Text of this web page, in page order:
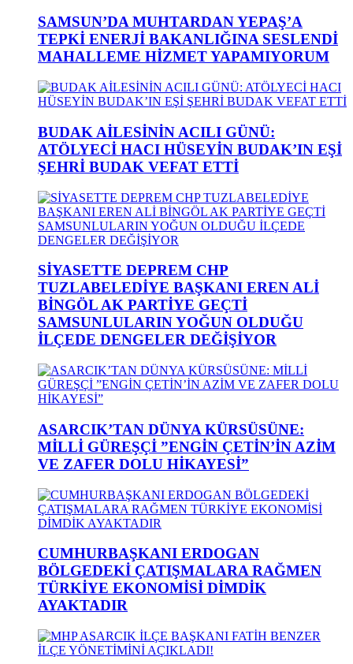
SAMSUN’DA MUHTARDAN YEPAŞ’A
TEPKİ ENERJİ BAKANLIĞINA SESLENDİ
MAHALLEME HİZMET YAPAMIYORUM
BUDAK AİLESİNİN ACILI GÜNÜ:
ATÖLYECİ HACI HÜSEYİN BUDAK’IN EŞİ
ŞEHRİ BUDAK VEFAT ETTİ
SİYASETTE DEPREM CHP
TUZLABELEDİYE BAŞKANI EREN ALİ
BİNGÖL AK PARTİYE GEÇTİ
SAMSUNLULARIN YOĞUN OLDUĞU
İLÇEDE DENGELER DEĞİŞİYOR
ASARCIK’TAN DÜNYA KÜRSÜSÜNE:
MİLLİ GÜREŞÇİ ”ENGİN ÇETİN’İN AZİM
VE ZAFER DOLU HİKAYESİ”
CUMHURBAŞKANI ERDOGAN
BÖLGEDEKİ ÇATIŞMALARA RAĞMEN
TÜRKİYE EKONOMİSİ DİMDİK
AYAKTADIR